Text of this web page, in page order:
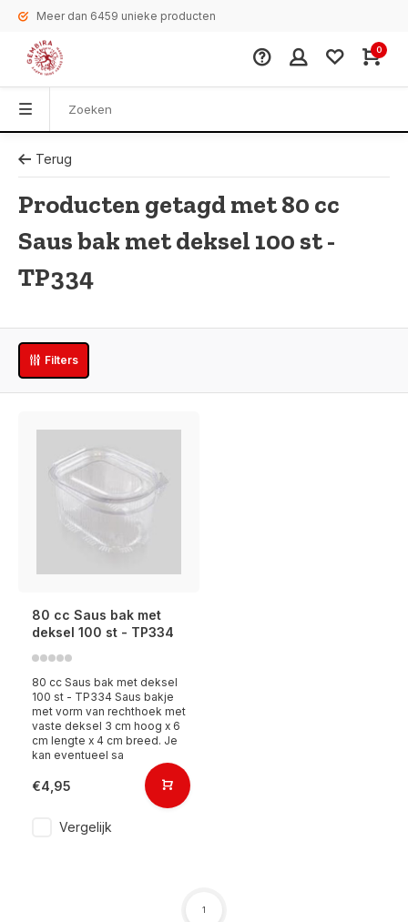
Meer dan 6459 unieke producten
0
Terug
Producten getagd met 80 cc
Saus bak met deksel 100 st -
TP334
Filters
80 cc Saus bak met
deksel 100 st - TP334
80 cc Saus bak met deksel
100 st - TP334 Saus bakje
met vorm van rechthoek met
vaste deksel 3 cm hoog x 6
cm lengte x 4 cm breed. Je
kan eventueel sa
€4,95
Vergelijk
1